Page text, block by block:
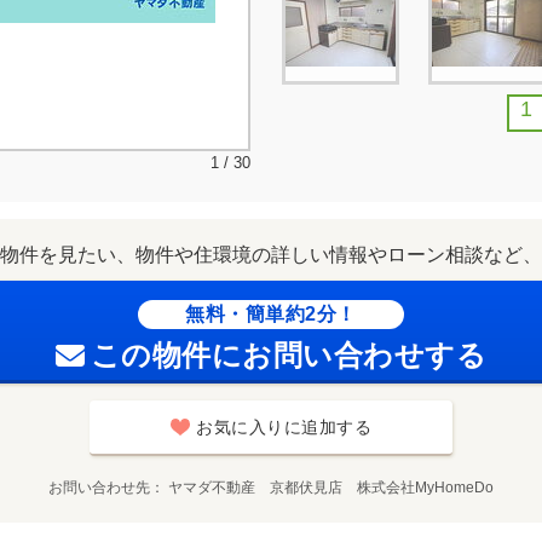
1 / 30
1
物件を見たい、物件や住環境の詳しい情報やローン相談など、
無料・簡単約2分！
この物件にお問い合わせする
お気に入りに追加する
お問い合わせ先 ヤマダ不動産 京都伏見店 株式会社MyHomeDo